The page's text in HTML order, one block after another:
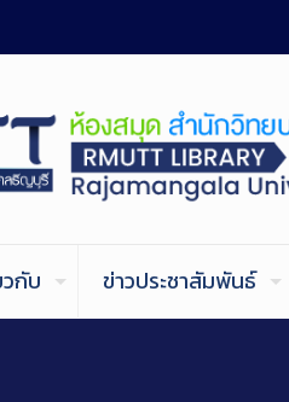
กับ ข่าวประชาสัมพันธ์